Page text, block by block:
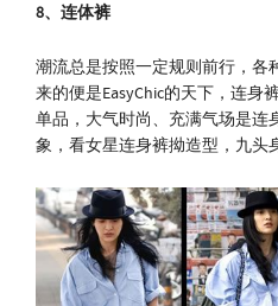
8、连体裤
潮流总是按照一定规则前行，各
来的便是EasyChic的天下，连身
单品，大气时尚、充满气场是连
象，看女星连身裤拗造型，九头